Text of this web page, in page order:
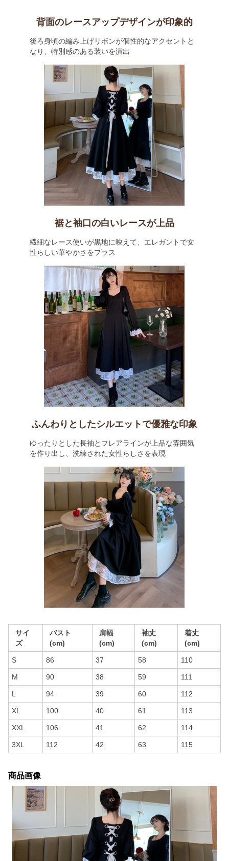
背面のレースアップデザインが印象的
後ろ身頃の編み上げリボンが個性的なアクセントと
なり、特別感のある装いを演出
裾と袖口の白いレースが上品
繊細なレース使いが黒地に映えて、エレガントで女
性らしい華やかさをプラス
ふんわりとしたシルエットで優雅な印象
ゆったりとした長袖とフレアラインが上品な雰囲気
を作り出し、洗練された女性らしさを表現
サイ
ズ
バスト
(cm)
肩幅
(cm)
袖丈
(cm)
着丈
(cm)
S 86 37 58 110
M 90 38 59 111
L 94 39 60 112
XL 100 40 61 113
XXL 106 41 62 114
3XL 112 42 63 115
商品画像